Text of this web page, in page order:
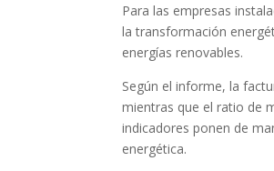
Para las empresas
la transformación
energías renovables.
Según el informe, la
mientras que el ratio de
indicadores ponen de
energética.